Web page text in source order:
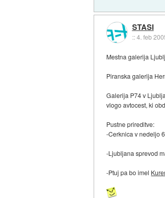
STASI
::4. feb
Mestna galerija
Piranska galerija
Galerija P74 v
vlogo avtocest, ki
Pustne prireditve:
-Cerknica v nedeljo
-Ljubljana sprevod
-Ptuj pa bo imel